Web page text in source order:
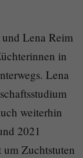
Lena Reim
in
Lena
weiterhin
2021
Zuchtstuten